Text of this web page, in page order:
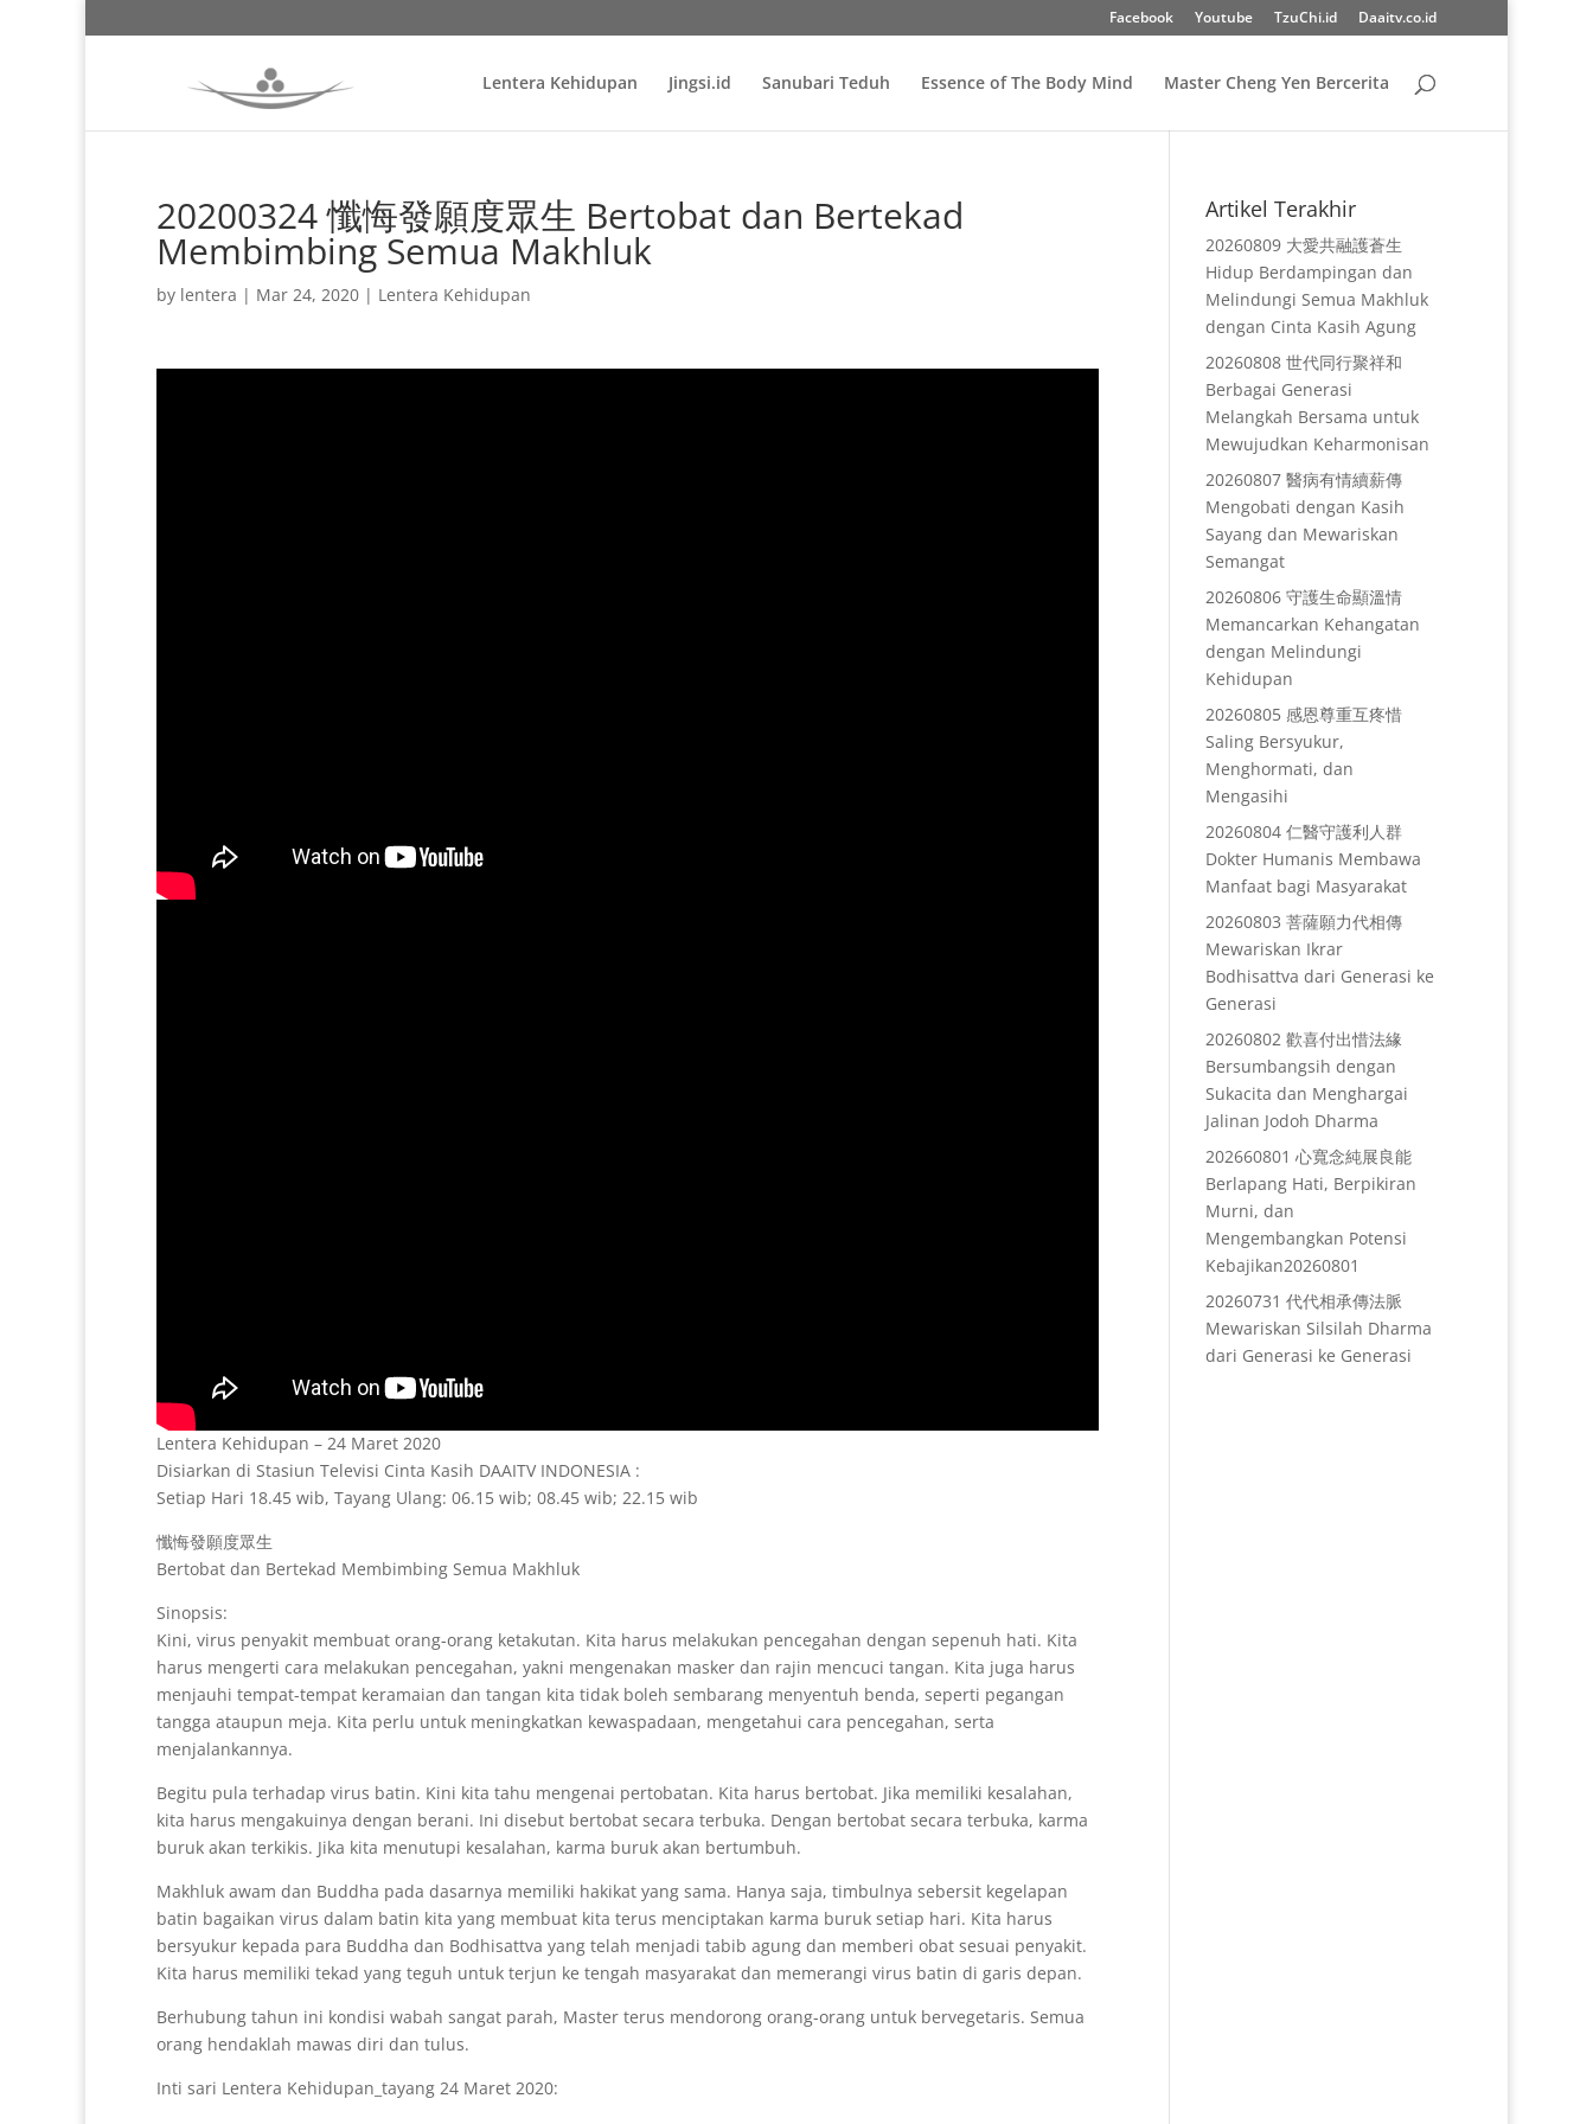
Facebook Youtube TzuChi.id Daaitv.co.id
Lentera Kehidupan Jingsi.id Sanubari Teduh Essence of The Body Mind Master Cheng Yen Bercerita
20200324 懺悔發願度眾生 Bertobat dan Bertekad
Membimbing Semua Makhluk
by lentera | Mar 24, 2020 | Lentera Kehidupan
Lentera Kehidupan – 24 Maret 2020
Disiarkan di Stasiun Televisi Cinta Kasih DAAITV INDONESIA :
Setiap Hari 18.45 wib, Tayang Ulang: 06.15 wib; 08.45 wib; 22.15 wib
懺悔發願度眾生
Bertobat dan Bertekad Membimbing Semua Makhluk
Sinopsis:
Kini, virus penyakit membuat orang-orang ketakutan. Kita harus melakukan pencegahan dengan sepenuh hati. Kita
harus mengerti cara melakukan pencegahan, yakni mengenakan masker dan rajin mencuci tangan. Kita juga harus
menjauhi tempat-tempat keramaian dan tangan kita tidak boleh sembarang menyentuh benda, seperti pegangan
tangga ataupun meja. Kita perlu untuk meningkatkan kewaspadaan, mengetahui cara pencegahan, serta
menjalankannya.
Begitu pula terhadap virus batin. Kini kita tahu mengenai pertobatan. Kita harus bertobat. Jika memiliki kesalahan,
kita harus mengakuinya dengan berani. Ini disebut bertobat secara terbuka. Dengan bertobat secara terbuka, karma
buruk akan terkikis. Jika kita menutupi kesalahan, karma buruk akan bertumbuh.
Makhluk awam dan Buddha pada dasarnya memiliki hakikat yang sama. Hanya saja, timbulnya sebersit kegelapan
batin bagaikan virus dalam batin kita yang membuat kita terus menciptakan karma buruk setiap hari. Kita harus
bersyukur kepada para Buddha dan Bodhisattva yang telah menjadi tabib agung dan memberi obat sesuai penyakit.
Kita harus memiliki tekad yang teguh untuk terjun ke tengah masyarakat dan memerangi virus batin di garis depan.
Berhubung tahun ini kondisi wabah sangat parah, Master terus mendorong orang-orang untuk bervegetaris. Semua
orang hendaklah mawas diri dan tulus.
Inti sari Lentera Kehidupan_tayang 24 Maret 2020:
Artikel Terakhir
20260809 大愛共融護蒼生
Hidup Berdampingan dan
Melindungi Semua Makhluk
dengan Cinta Kasih Agung
20260808 世代同行聚祥和
Berbagai Generasi
Melangkah Bersama untuk
Mewujudkan Keharmonisan
20260807 醫病有情續薪傳
Mengobati dengan Kasih
Sayang dan Mewariskan
Semangat
20260806 守護生命顯溫情
Memancarkan Kehangatan
dengan Melindungi
Kehidupan
20260805 感恩尊重互疼惜
Saling Bersyukur,
Menghormati, dan
Mengasihi
20260804 仁醫守護利人群
Dokter Humanis Membawa
Manfaat bagi Masyarakat
20260803 菩薩願力代相傳
Mewariskan Ikrar
Bodhisattva dari Generasi ke
Generasi
20260802 歡喜付出惜法緣
Bersumbangsih dengan
Sukacita dan Menghargai
Jalinan Jodoh Dharma
202660801 心寬念純展良能
Berlapang Hati, Berpikiran
Murni, dan
Mengembangkan Potensi
Kebajikan20260801
20260731 代代相承傳法脈
Mewariskan Silsilah Dharma
dari Generasi ke Generasi